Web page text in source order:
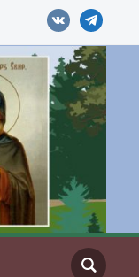
vkontaktetelegram